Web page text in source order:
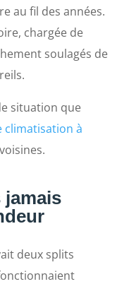
au fil des années.
chargée de
soulagés de
situation que
climatisation à
jamais
deux splits